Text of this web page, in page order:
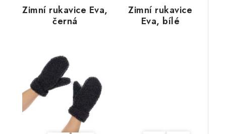
Zimní rukavice Eva,
černá
Zimní rukavice
Eva, bílé